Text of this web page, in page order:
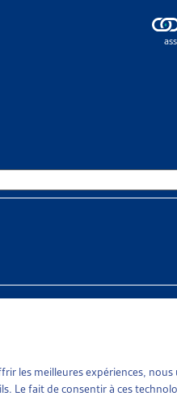
les meilleures expériences,
Le fait de consentir à ces
Actualités
ACTUALITÉ
Comment
atteintes dans leur
> Dernière